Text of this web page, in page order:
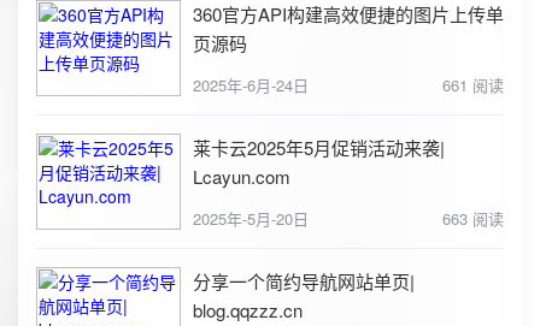
360官方API构建高效便捷的图片上传单
页源码
2025年-6月-24日 661 阅读
莱卡云2025年5月促销活动来袭|
Lcayun.com
2025年-5月-20日 663 阅读
分享一个简约导航网站单页|
blog.qqzzz.cn